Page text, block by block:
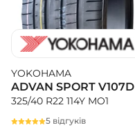
YOKOHAMA
ADVAN SPORT V107D
325/40 R22 114Y MO1
5 відгуків